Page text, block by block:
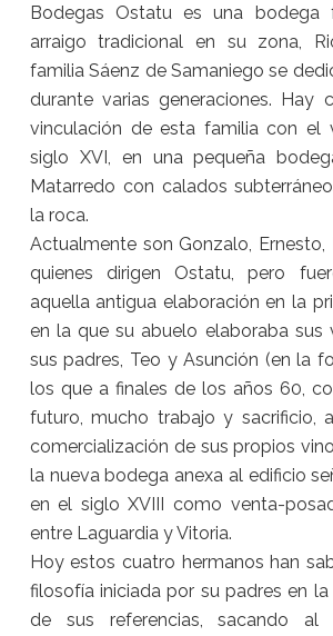
Bodegas Ostatu es una bodega
arraigo tradicional en su zona,
familia Sáenz de Samaniego se
durante varias generaciones. Hay
vinculación de esta familia con el
siglo XVI, en una pequeña
Matarredo con calados
la roca.
Actualmente son Gonzalo, Ernesto,
quienes dirigen Ostatu, pero
aquella antigua elaboración en la
en la que su abuelo elaboraba sus
sus padres, Teo y Asunción (en la
los que a finales de los años 60,
futuro, mucho trabajo y sacrificio,
comercialización de sus propios
la nueva bodega anexa al edificio
en el siglo XVIII como venta-
entre Laguardia y Vitoria.
Hoy estos cuatro hermanos han
filosofía iniciada por su padres en
de sus referencias, sacando al